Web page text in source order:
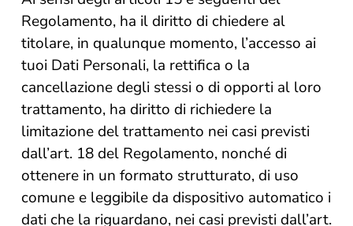
Regolamento, ha il diritto di chiedere al
titolare, in qualunque momento, l’accesso ai
tuoi Dati Personali, la rettifica o la
cancellazione degli stessi o di opporti al loro
trattamento, ha diritto di richiedere la
limitazione del trattamento nei casi previsti
dall’art. 18 del Regolamento, nonché di
ottenere in un formato strutturato, di uso
comune e leggibile da dispositivo automatico i
dati che la riguardano, nei casi previsti dall’art.